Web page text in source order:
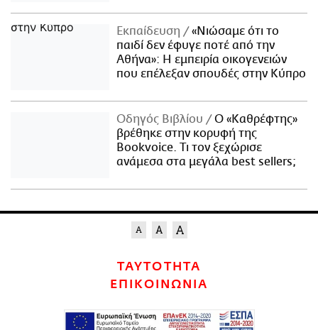
Εκπαίδευση
«Νιώσαμε ότι το
παιδί δεν έφυγε ποτέ από την
Αθήνα»: Η εμπειρία οικογενειών
που επέλεξαν σπουδές στην Κύπρο
Οδηγός Βιβλίου
Ο «Καθρέφτης»
βρέθηκε στην κορυφή της
Bookvoice. Τι τον ξεχώρισε
ανάμεσα στα μεγάλα best sellers;
ΤΑΥΤΟΤΗΤΑ
ΕΠΙΚΟΙΝΩΝΙΑ